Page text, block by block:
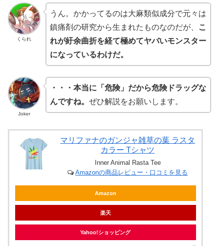
くられ
うん。かかってるのは大麻類似成分で元々は
鎮痛剤の研究から生まれたものなのだが、
こ
れが紆余曲折を経て極めてヤバいモンスター
になっているわけだ。
Joker
・・・本当に「危険」だから危険ドラッグな
んですね。 ぜひ解説をお願いします。
マリファナのガンジャ雑草の葉 ラスタ
カラー Tシャツ
Inner Animal Rasta Tee
Amazonの商品レビュー・口コミを見る
Amazon
楽天
Yahoo!ショッピング